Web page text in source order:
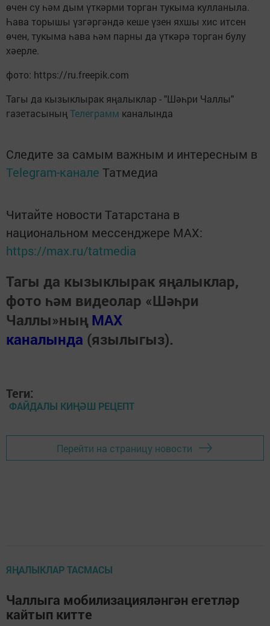
өчен су һәм дым үткәрми торган тукыма кулланыла.
Һава торышы үзгәргәндә кеше үзен яхшы хис итсен
өчен, тукыма һава һәм парны да үткәрә торган булу
хәерле.
фото: https://ru.freepik.com
Тагы да кызыклырак яңалыклар - "Шәһри Чаллы"
газетасыныңТелеграмм каналында
Следите за самым важным и интересным в
Telegram-канале Татмедиа
Читайте новости Татарстана в
национальном мессенджере MАХ:
https://max.ru/tatmedia
Тагы да кызыклырак яңалыклар,
фото һәм видеолар «Шәһри
Чаллы»ның MAX
каналында (язылыгыз).
Теги:
ФАЙДАЛЫ КИҢӘШ РЕЦЕПТ
Перейти на страницу новости
ЯҢАЛЫКЛАР ТАСМАСЫ
Чаллыга мобилизацияләнгән егетләр
кайтып китте